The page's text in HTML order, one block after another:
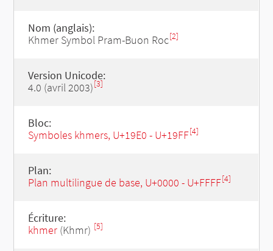
Nom (anglais):
Khmer Symbol Pram-Buon Roc[2]
Version Unicode:
4.0 (avril 2003)[3]
Bloc:
Symboles khmers, U+19E0 - U+19FF[4]
Plan:
Plan multilingue de base, U+0000 - U+FFFF[4]
Écriture:
khmer(Khmr) [5]